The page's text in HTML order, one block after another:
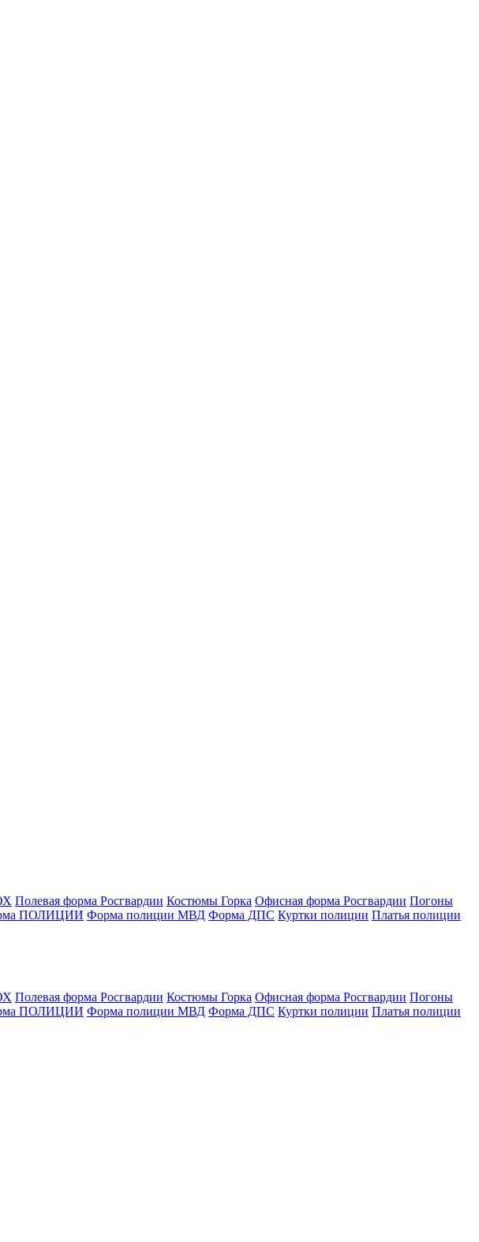
Полевая форма Росгвардии Костюмы Горка Офисная форма Росгвардии Погоны
ПОЛИЦИИ Форма полиции МВД Форма ДПС Куртки полиции Платья полиции
Полевая форма Росгвардии Костюмы Горка Офисная форма Росгвардии Погоны
ПОЛИЦИИ Форма полиции МВД Форма ДПС Куртки полиции Платья полиции